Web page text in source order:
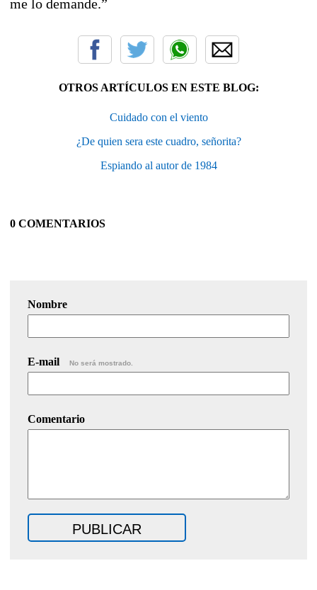
me lo demande.”
OTROS ARTÍCULOS EN ESTE BLOG:
Cuidado con el viento
¿De quien sera este cuadro, señorita?
Espiando al autor de 1984
0 COMENTARIOS
Nombre
E-mail No será mostrado.
Comentario